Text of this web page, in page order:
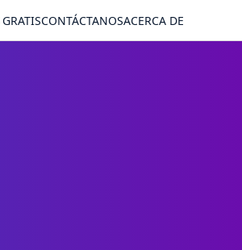
CONTÁCTANOSACERCA DE